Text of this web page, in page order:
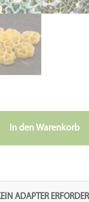
In den Warenkorb
ADAPTER